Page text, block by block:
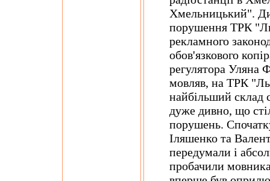
Хмельницький".
порушення ТРК
рекламного
обов'язкового
регулятора Уляна
мовляв, на ТРК
найбільший склад
дуже дивно, що
порушень.
Іляшенко та
передумали і
пробачили